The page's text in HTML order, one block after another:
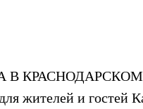
В
жителей и гостей